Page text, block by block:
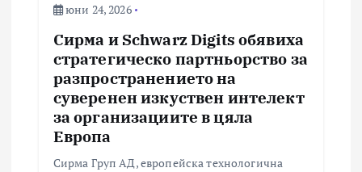
юни 24, 2026
Сирма и Schwarz Digits обявиха
стратегическо партньорство за
разпространението на
суверенен изкуствен интелект
за организациите в цяла
Европа
Сирма Груп АД, европейска технологична